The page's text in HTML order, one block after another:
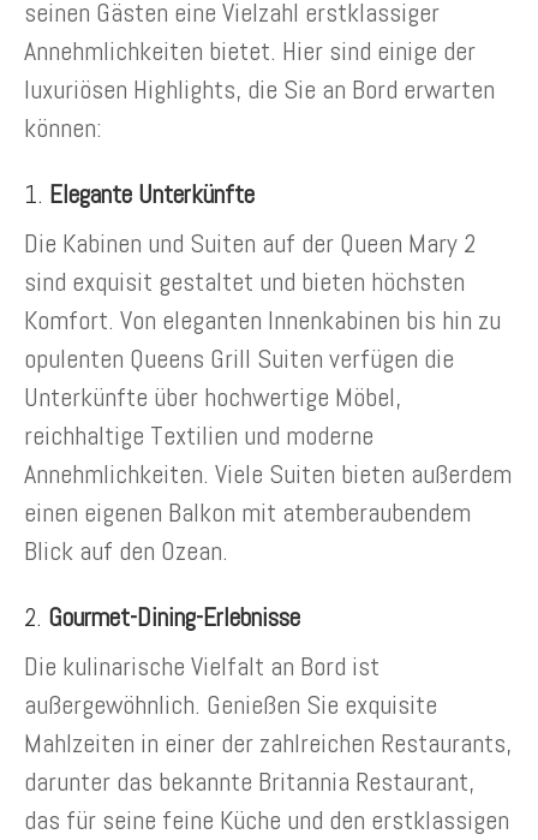
seinen Gästen eine Vielzahl erstklassiger
Annehmlichkeiten bietet. Hier sind einige der
luxuriösen Highlights, die Sie an Bord erwarten
können:
1. Elegante Unterkünfte
Die Kabinen und Suiten auf der Queen Mary 2
sind exquisit gestaltet und bieten höchsten
Komfort. Von eleganten Innenkabinen bis hin zu
opulenten Queens Grill Suiten verfügen die
Unterkünfte über hochwertige Möbel,
reichhaltige Textilien und moderne
Annehmlichkeiten. Viele Suiten bieten außerdem
einen eigenen Balkon mit atemberaubendem
Blick auf den Ozean.
2. Gourmet-Dining-Erlebnisse
Die kulinarische Vielfalt an Bord ist
außergewöhnlich. Genießen Sie exquisite
Mahlzeiten in einer der zahlreichen Restaurants,
darunter das bekannte Britannia Restaurant,
das für seine feine Küche und den erstklassigen